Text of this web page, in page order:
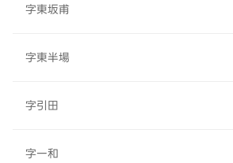
字東坂甫
字東半場
字引田
字一和